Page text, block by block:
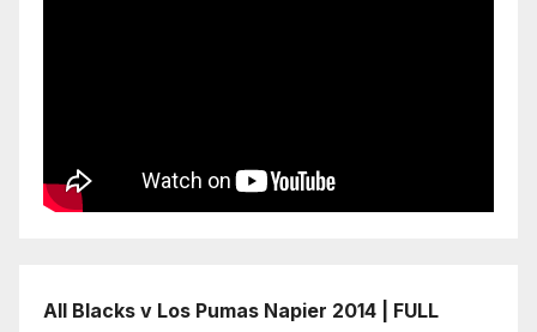
All Blacks v Los Pumas Napier 2014 | FULL